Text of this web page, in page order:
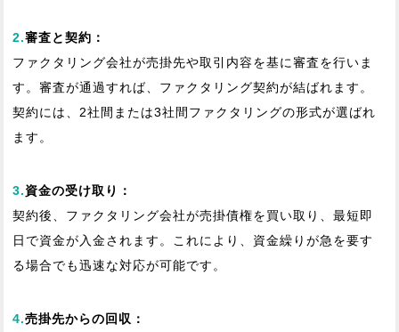
2.審査と契約：
ファクタリング会社が売掛先や取引内容を基に審査を行いま
す。審査が通過すれば、ファクタリング契約が結ばれます。
契約には、2社間または3社間ファクタリングの形式が選ばれ
ます。
3.資金の受け取り：
契約後、ファクタリング会社が売掛債権を買い取り、最短即
日で資金が入金されます。これにより、資金繰りが急を要す
る場合でも迅速な対応が可能です。
4.売掛先からの回収：